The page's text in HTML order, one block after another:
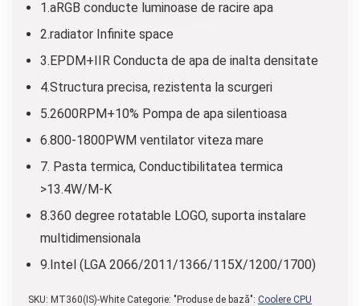
1.aRGB conducte luminoase de racire apa
2.radiator Infinite space
3.EPDM+IIR Conducta de apa de inalta densitate
4.Structura precisa, rezistenta la scurgeri
5.2600RPM+10% Pompa de apa silentioasa
6.800-1800PWM ventilator viteza mare
7. Pasta termica, Conductibilitatea termica
>13.4W/M-K
8.360 degree rotatable LOGO, suporta instalare
multidimensionala
9.Intel (LGA 2066/2011/1366/115X/1200/1700)
SKU: MT360(IS)-White Categorie: "Produse de bază": Coolere CPU